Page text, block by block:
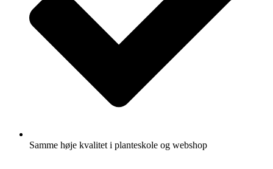
Samme høje kvalitet i planteskole og webshop